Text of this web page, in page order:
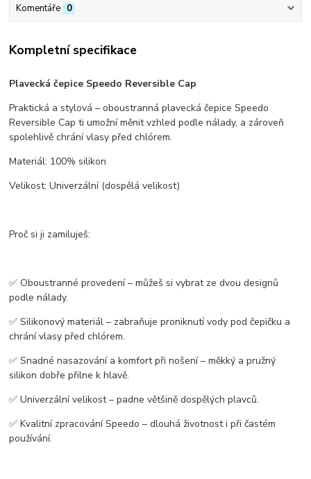
Komentáře 0
Kompletní specifikace
Plavecká čepice Speedo Reversible Cap
Praktická a stylová – oboustranná plavecká čepice Speedo
Reversible Cap ti umožní měnit vzhled podle nálady, a zároveň
spolehlivě chrání vlasy před chlórem.
Materiál: 100% silikon
Velikost: Univerzální (dospělá velikost)
Proč si ji zamiluješ:
✅ Oboustranné provedení – můžeš si vybrat ze dvou designů
podle nálady.
✅ Silikonový materiál – zabraňuje proniknutí vody pod čepičku a
chrání vlasy před chlórem.
✅ Snadné nasazování a komfort při nošení – měkký a pružný
silikon dobře přilne k hlavě.
✅ Univerzální velikost – padne většině dospělých plavců.
✅ Kvalitní zpracování Speedo – dlouhá životnost i při častém
používání.